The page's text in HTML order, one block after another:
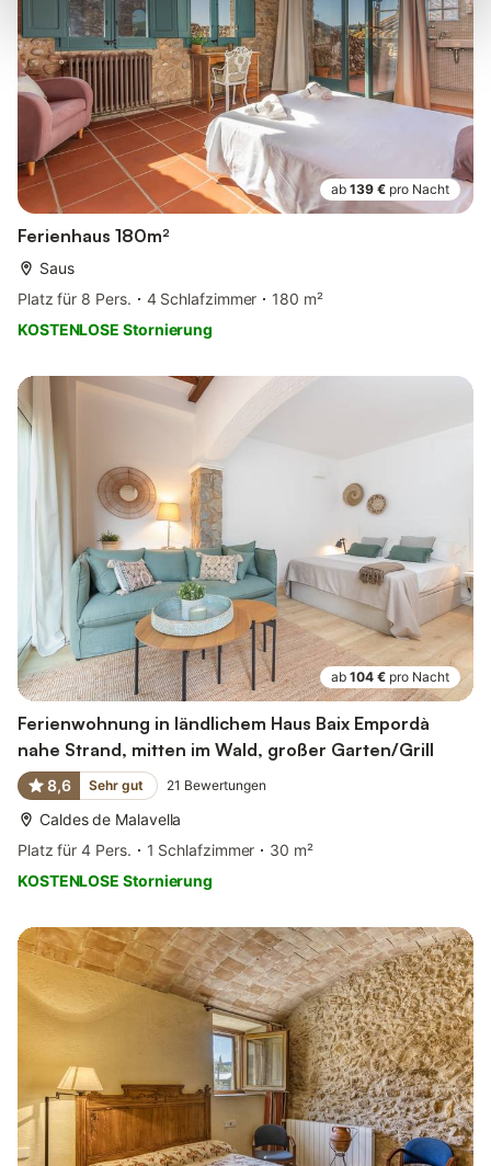
ab 139 € pro Nacht
Ferienhaus 180m²
Saus
Platz für 8 Pers.
4 Schlafzimmer
180 m²
KOSTENLOSE Stornierung
ab 104 € pro Nacht
Ferienwohnung in ländlichem Haus Baix Empordà
nahe Strand, mitten im Wald, großer Garten/Grill
8,6 Sehr gut 21 Bewertungen
Caldes de Malavella
Platz für 4 Pers.
1 Schlafzimmer
30 m²
KOSTENLOSE Stornierung